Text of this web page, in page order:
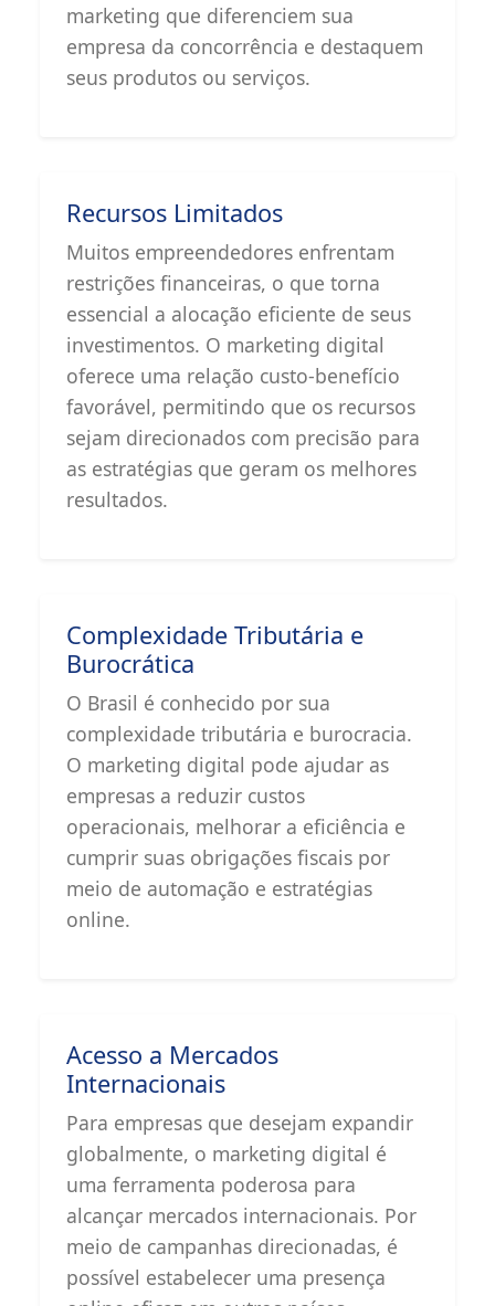
marketing que diferenciem sua
empresa da concorrência e destaquem
seus produtos ou serviços.
Recursos Limitados
Muitos empreendedores enfrentam
restrições financeiras, o que torna
essencial a alocação eficiente de seus
investimentos. O marketing digital
oferece uma relação custo-benefício
favorável, permitindo que os recursos
sejam direcionados com precisão para
as estratégias que geram os melhores
resultados.
Complexidade Tributária e
Burocrática
O Brasil é conhecido por sua
complexidade tributária e burocracia.
O marketing digital pode ajudar as
empresas a reduzir custos
operacionais, melhorar a eficiência e
cumprir suas obrigações fiscais por
meio de automação e estratégias
online.
Acesso a Mercados
Internacionais
Para empresas que desejam expandir
globalmente, o marketing digital é
uma ferramenta poderosa para
alcançar mercados internacionais. Por
meio de campanhas direcionadas, é
possível estabelecer uma presença